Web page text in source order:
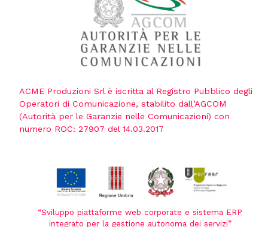
ACME Produzioni Srl è iscritta al Registro Pubblico degli
Operatori di Comunicazione, stabilito dall’AGCOM
(Autorità per le Garanzie nelle Comunicazioni) con
numero ROC: 27907 del 14.03.2017
“Sviluppo piattaforme web corporate e sistema ERP
integrato per la gestione autonoma dei servizi”